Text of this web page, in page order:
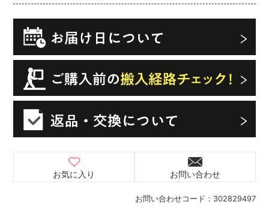
お問い合わせコード： 302829497
お気に入り お問い合わせ